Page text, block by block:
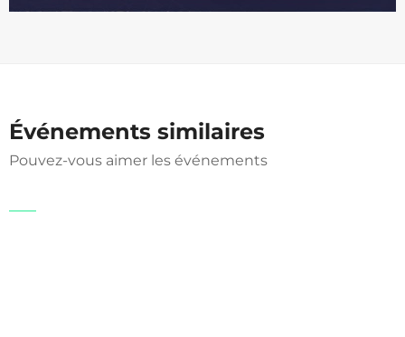
Événements similaires
Pouvez-vous aimer les événements